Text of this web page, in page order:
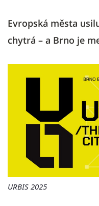
Evropská města
chytrá – a Brno je
URBIS 2025